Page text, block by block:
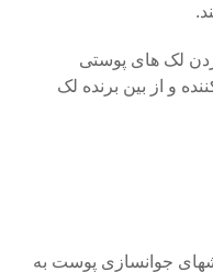
لک های پوستی
و از بین برنده لک
جوانسازی پوست به